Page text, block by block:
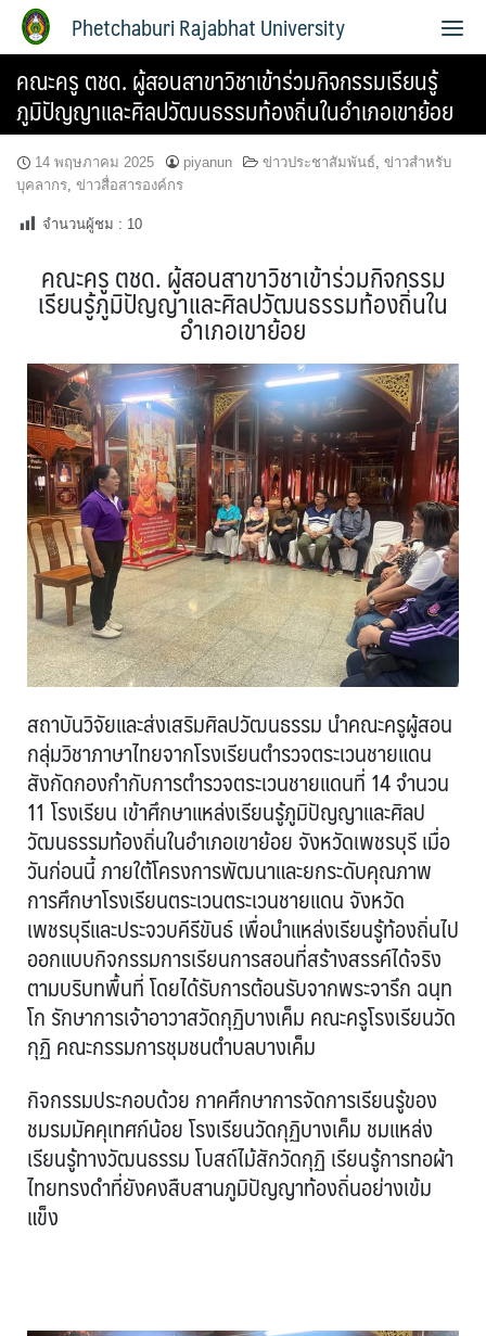
Phetchaburi Rajabhat University
คณะครู ตชด. ผู้สอนสาขาวิชาเข้าร่วมกิจกรรมเรียนรู้
ภูมิปัญญาและศิลปวัฒนธรรมท้องถิ่นในอำเภอเขาย้อย
14 พฤษภาคม 2025 piyanun ข่าวประชาสัมพันธ์, ข่าวสำหรับ
บุคลากร, ข่าวสื่อสารองค์กร
จำนวนผู้ชม : 10
คณะครู ตชด. ผู้สอนสาขาวิชาเข้าร่วมกิจกรรม
เรียนรู้ภูมิปัญญาและศิลปวัฒนธรรมท้องถิ่นใน
อำเภอเขาย้อย
สถาบันวิจัยและส่งเสริมศิลปวัฒนธรรม นำคณะครูผู้สอน
กลุ่มวิชาภาษาไทยจากโรงเรียนตำรวจตระเวนชายแดน
สังกัดกองกำกับการตำรวจตระเวนชายแดนที่ 14 จำนวน
11 โรงเรียน เข้าศึกษาแหล่งเรียนรู้ภูมิปัญญาและศิลป
วัฒนธรรมท้องถิ่นในอำเภอเขาย้อย จังหวัดเพชรบุรี เมื่อ
วันก่อนนี้ ภายใต้โครงการพัฒนาและยกระดับคุณภาพ
การศึกษาโรงเรียนตระเวนตระเวนชายแดน จังหวัด
เพชรบุรีและประจวบคีรีขันธ์ เพื่อนำแหล่งเรียนรู้ท้องถิ่นไป
ออกแบบกิจกรรมการเรียนการสอนที่สร้างสรรค์ได้จริง
ตามบริบทพื้นที่ โดยได้รับการต้อนรับจากพระจารึก ฉนฺท
โก รักษาการเจ้าอาวาสวัดกุฏิบางเค็ม คณะครูโรงเรียนวัด
กุฏิ คณะกรรมการชุมชนตำบลบางเค็ม
กิจกรรมประกอบด้วย กาคศึกษาการจัดการเรียนรู้ของ
ชมรมมัคคุเทศก์น้อย โรงเรียนวัดกุฏิบางเค็ม ชมแหล่ง
เรียนรู้ทางวัฒนธรรม โบสถ์ไม้สักวัดกุฏิ เรียนรู้การทอผ้า
ไทยทรงดำที่ยังคงสืบสานภูมิปัญญาท้องถิ่นอย่างเข้ม
แข็ง